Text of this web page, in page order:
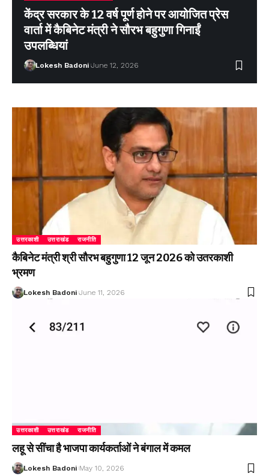
केंद्र सरकार के 12 वर्ष पूर्ण होने पर आयोजित प्रेस
वार्ता में कैबिनेट मंत्री ने सौरभ बहुगुणा गिनाईं
उपलब्धियां
Lokesh Badoni June 12, 2026
उत्तरकाशी उत्तराखंड राजनीति
कैबिनेट मंत्री श्री सौरभ बहुगुणा 12 जून 2026 को उतरकाशी
भ्रमण
Lokesh Badoni June 11, 2026
उत्तरकाशी उत्तराखंड राजनीति
लहू से सींचा है भाजपा कार्यकर्ताओं ने बंगाल में कमल
Lokesh Badoni May 10, 2026